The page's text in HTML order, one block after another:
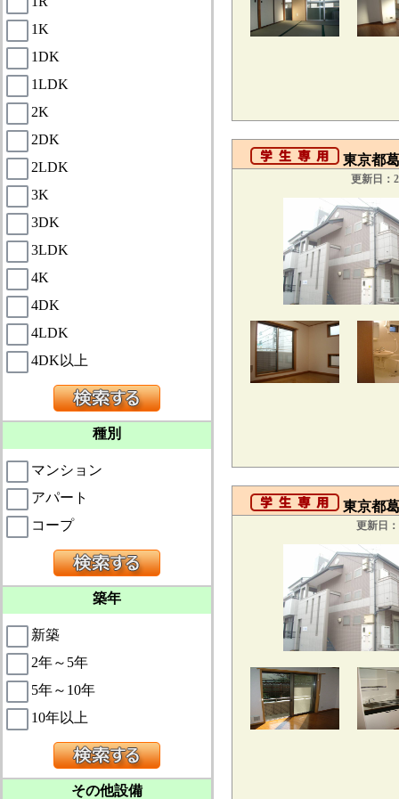
1K
1DK
1LDK
2K
2DK
2LDK
3K
3DK
3LDK
4K
4DK
4LDK
4DK以上
種別
マンション
アパート
コープ
築年
新築
2年～5年
5年～10年
10年以上
その他設備
東京都
更新日：
東京都
更新日